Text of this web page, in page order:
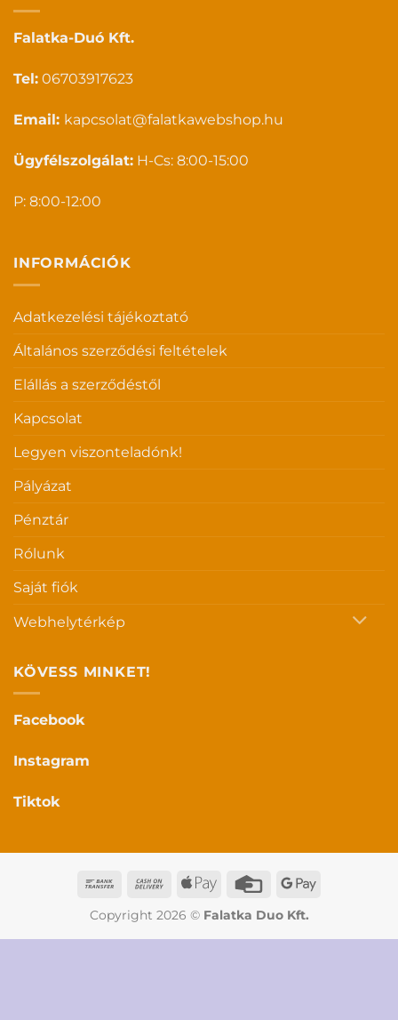
Falatka-Duó Kft.
Tel: 06703917623
Email: kapcsolat@falatkawebshop.hu
Ügyfélszolgálat: H-Cs: 8:00-15:00
P: 8:00-12:00
INFORMÁCIÓK
Adatkezelési tájékoztató
Általános szerződési feltételek
Elállás a szerződéstől
Kapcsolat
Legyen viszonteladónk!
Pályázat
Pénztár
Rólunk
Saját fiók
Webhelytérkép
KÖVESS MINKET!
Facebook
Instagram
Tiktok
Bank
Cash
Delivery
Apple
Credit
Google
Copyright 2026 © Falatka Duo Kft.